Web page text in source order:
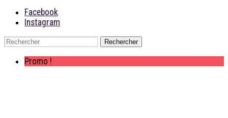
Facebook
Instagram
Rechercher
Promo !